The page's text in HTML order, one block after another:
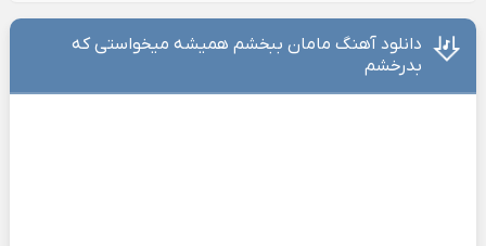
دانلود آهنگ مامان ببخشم همیشه میخواستی که
بدرخشم